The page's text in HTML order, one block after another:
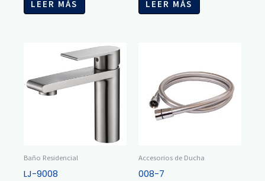
LEER MÁS LEER MÁS
Baño Residencial
LJ-9008
Accesorios de Ducha
008-7